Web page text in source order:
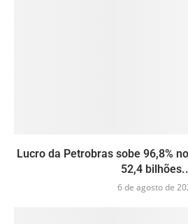
Lucro da Petrobras sobe 96,8%
52,4
6 de agosto de